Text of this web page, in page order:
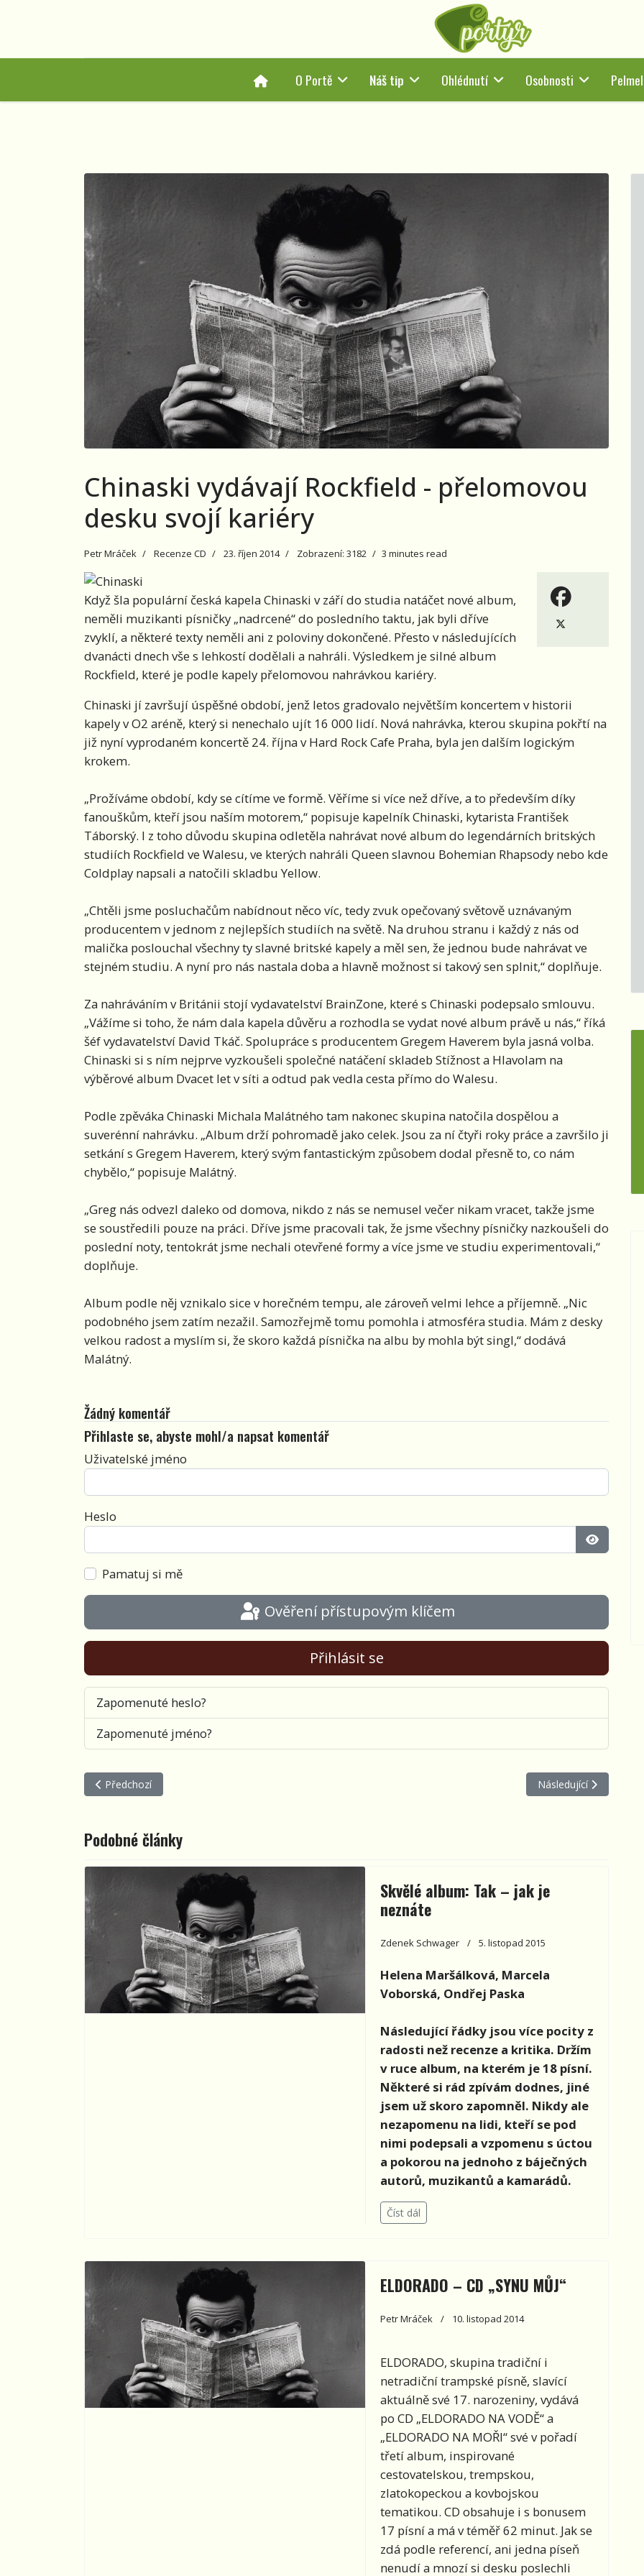
HomeO Portě Náš tip Ohlédnutí Osobnosti Pelmel
Chinaski vydávají Rockfield - přelomovou
desku svojí kariéry
Petr Mráček Recenze CD 23. říjen 2014 Zobrazení: 3182 3 minutes read
Když šla populární česká kapela Chinaski v září do studia natáčet nové album,
neměli muzikanti písničky „nadrcené“ do posledního taktu, jak byli dříve
zvyklí, a některé texty neměli ani z poloviny dokončené. Přesto v následujících
dvanácti dnech vše s lehkostí dodělali a nahráli. Výsledkem je silné album
Rockfield, které je podle kapely přelomovou nahrávkou kariéry.
Chinaski jí završují úspěšné období, jenž letos gradovalo největším koncertem v historii
kapely v O2 aréně, který si nenechalo ujít 16 000 lidí. Nová nahrávka, kterou skupina pokřtí na
již nyní vyprodaném koncertě 24. října v Hard Rock Cafe Praha, byla jen dalším logickým
krokem.
„Prožíváme období, kdy se cítíme ve formě. Věříme si více než dříve, a to především díky
fanouškům, kteří jsou naším motorem,“ popisuje kapelník Chinaski, kytarista František
Táborský. I z toho důvodu skupina odletěla nahrávat nové album do legendárních britských
studiích Rockfield ve Walesu, ve kterých nahráli Queen slavnou Bohemian Rhapsody nebo kde
Coldplay napsali a natočili skladbu Yellow.
„Chtěli jsme posluchačům nabídnout něco víc, tedy zvuk opečovaný světově uznávaným
producentem v jednom z nejlepších studiích na světě. Na druhou stranu i každý z nás od
malička poslouchal všechny ty slavné britské kapely a měl sen, že jednou bude nahrávat ve
stejném studiu. A nyní pro nás nastala doba a hlavně možnost si takový sen splnit,“ doplňuje.
Za nahráváním v Británii stojí vydavatelství BrainZone, které s Chinaski podepsalo smlouvu.
„Vážíme si toho, že nám dala kapela důvěru a rozhodla se vydat nové album právě u nás,“ říká
šéf vydavatelství David Tkáč. Spolupráce s producentem Gregem Haverem byla jasná volba.
Chinaski si s ním nejprve vyzkoušeli společné natáčení skladeb Stížnost a Hlavolam na
výběrové album Dvacet let v síti a odtud pak vedla cesta přímo do Walesu.
Podle zpěváka Chinaski Michala Malátného tam nakonec skupina natočila dospělou a
suverénní nahrávku. „Album drží pohromadě jako celek. Jsou za ní čtyři roky práce a završilo ji
setkání s Gregem Haverem, který svým fantastickým způsobem dodal přesně to, co nám
chybělo,“ popisuje Malátný.
„Greg nás odvezl daleko od domova, nikdo z nás se nemusel večer nikam vracet, takže jsme
se soustředili pouze na práci. Dříve jsme pracovali tak, že jsme všechny písničky nazkoušeli do
poslední noty, tentokrát jsme nechali otevřené formy a více jsme ve studiu experimentovali,“
doplňuje.
Album podle něj vznikalo sice v horečném tempu, ale zároveň velmi lehce a příjemně. „Nic
podobného jsem zatím nezažil. Samozřejmě tomu pomohla i atmosféra studia. Mám z desky
velkou radost a myslím si, že skoro každá písnička na albu by mohla být singl,“ dodává
Malátný.
Žádný komentář
Přihlaste se, abyste mohl/a napsat komentář
Uživatelské jméno
Heslo
Zobrazit
Pamatuj si mě
Ověření přístupovým klíčem
Přihlásit se
Zapomenuté heslo?
Zapomenuté jméno?
Předchozí článek: ZTRACENÉ A ZNOVU NALEZENÉ NAHRÁVKY JIŘÍHO ŠLITRA
Předchozí Další článek: Karel Kryl
Následující
Podobné články
Skvělé album: Tak – jak je
neznáte
Zdenek Schwager 5. listopad 2015
Helena Maršálková, Marcela
Voborská, Ondřej Paska
Následující řádky jsou více pocity z
radosti než recenze a kritika. Držím
v ruce album, na kterém je 18 písní.
Některé si rád zpívám dodnes, jiné
jsem už skoro zapomněl. Nikdy ale
nezapomenu na lidi, kteří se pod
nimi podepsali a vzpomenu s úctou
a pokorou na jednoho z báječných
autorů, muzikantů a kamarádů.
Číst dál
ELDORADO – CD „SYNU MŮJ“
Petr Mráček 10. listopad 2014
ELDORADO, skupina tradiční i
netradiční trampské písně, slavící
aktuálně své 17. narozeniny, vydává
po CD „ELDORADO NA VODĚ“ a
„ELDORADO NA MOŘI“ své v pořadí
třetí album, inspirované
cestovatelskou, trempskou,
zlatokopeckou a kovbojskou
tematikou. CD obsahuje i s bonusem
17 písní a má v téměř 62 minut. Jak se
zdá podle referencí, ani jedna píseň
nenudí a mnozí si desku poslechli